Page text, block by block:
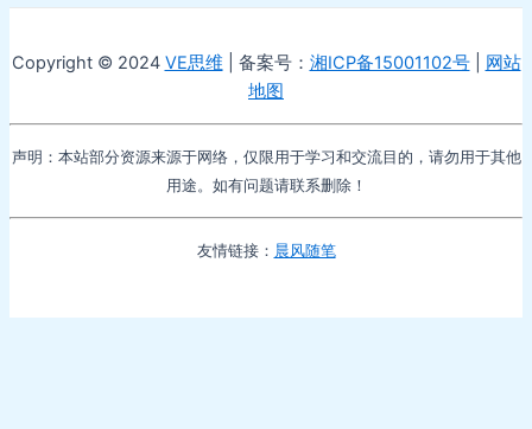
Copyright © 2024 VE思维 | 备案号： 湘ICP备15001102号| 网站
地图
声明：本站部分资源来源于网络，仅限用于学习和交流目的，请勿用于其他
用途。如有问题请联系删除！
友情链接： 晨风随笔